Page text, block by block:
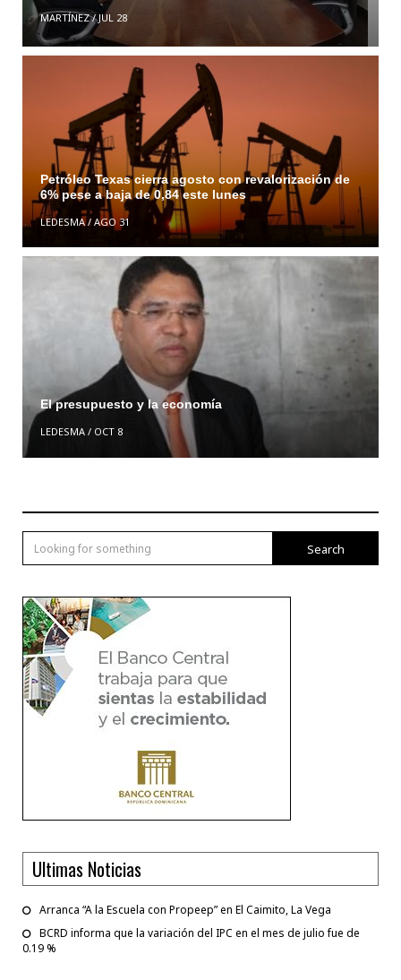
MARTÍNEZ/JUL 28
Petróleo Texas cierra agosto con revalorización de
6% pese a baja de 0,84 este lunes
LEDESMA/ AGO 31
El presupuesto y la economía
LEDESMA/ OCT 8
Search
Ultimas Noticias
Arranca “A la Escuela con Propeep” en El Caimito, La Vega
BCRD informa que la variación del IPC en el mes de julio fue de
0.19 %